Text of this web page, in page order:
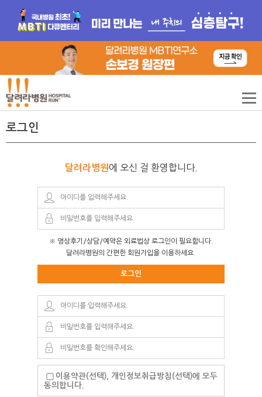
로그인
달려라병원 에 오신 걸 환영합니다.
※ 영상후기/상담/예약은 외료법상 로그인이 필요합니다.
달려라병원의 간편한 회원가입을 이용하세요.
로그인
이용약관(선택), 개인정보취급방침(선택)에 모두
동의합니다.